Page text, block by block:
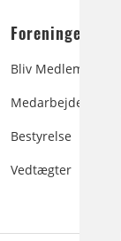
Foreningen:
Bliv Medlem
Medarbejdere
Bestyrelse
Vedtægter